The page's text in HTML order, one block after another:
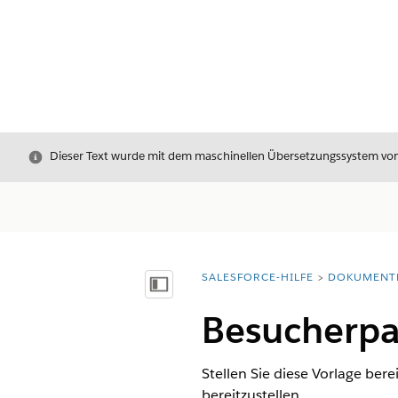
Schließen
Dieser Text wurde mit dem maschinellen Übersetzungssystem
Inhalt anzeigenSie befinden sich hier:
SALESFORCE-HILFE
Stellen Sie diese Vorlage